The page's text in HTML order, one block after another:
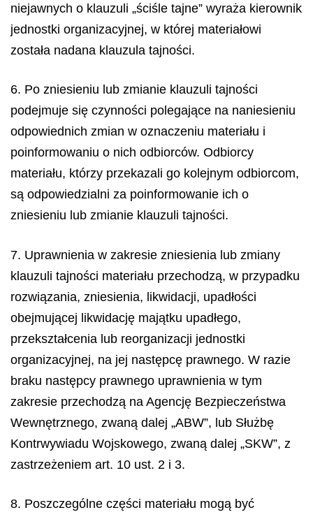
niejawnych o klauzuli „ściśle tajne” wyraża kierownik
jednostki organizacyjnej, w której materiałowi
została nadana klauzula tajności.
6. Po zniesieniu lub zmianie klauzuli tajności
podejmuje się czynności polegające na naniesieniu
odpowiednich zmian w oznaczeniu materiału i
poinformowaniu o nich odbiorców. Odbiorcy
materiału, którzy przekazali go kolejnym odbiorcom,
są odpowiedzialni za poinformowanie ich o
zniesieniu lub zmianie klauzuli tajności.
7. Uprawnienia w zakresie zniesienia lub zmiany
klauzuli tajności materiału przechodzą, w przypadku
rozwiązania, zniesienia, likwidacji, upadłości
obejmującej likwidację majątku upadłego,
przekształcenia lub reorganizacji jednostki
organizacyjnej, na jej następcę prawnego. W razie
braku następcy prawnego uprawnienia w tym
zakresie przechodzą na Agencję Bezpieczeństwa
Wewnętrznego, zwaną dalej „ABW”, lub Służbę
Kontrwywiadu Wojskowego, zwaną dalej „SKW”, z
zastrzeżeniem art. 10 ust. 2 i 3.
8. Poszczególne części materiału mogą być